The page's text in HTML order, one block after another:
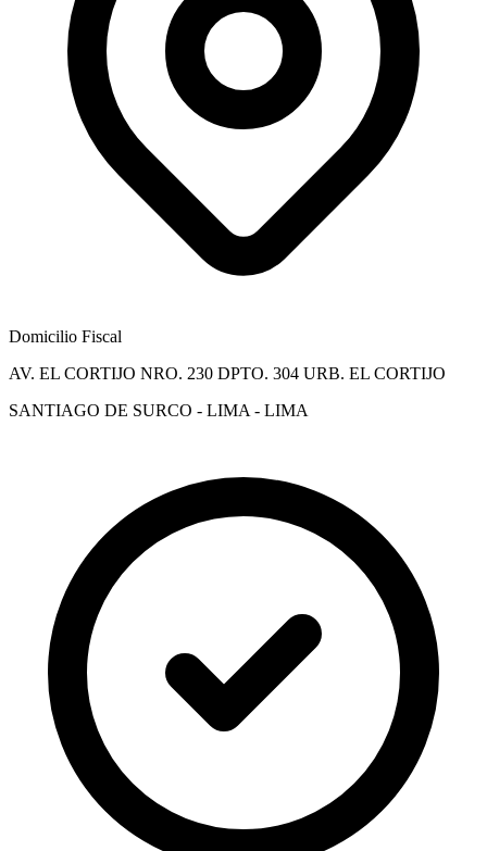
Domicilio Fiscal
AV. EL CORTIJO NRO. 230 DPTO. 304 URB. EL CORTIJO
SANTIAGO DE SURCO - LIMA - LIMA